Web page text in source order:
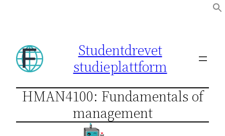
Studentdrevet
studieplattform
HMAN4100: Fundamentals of
management